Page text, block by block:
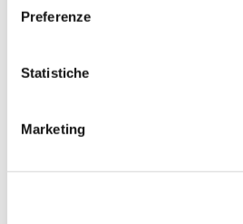
Preferenze
Statistiche
Marketing
Portale online per i